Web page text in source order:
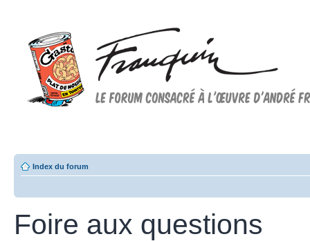
Index du forum
Foire aux questions